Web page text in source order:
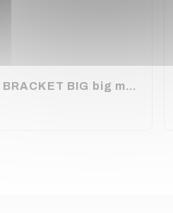
OMEGA BRACKET BIG big model 140mm